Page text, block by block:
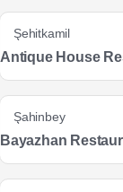
Şehitkamil
Antique House
Şahinbey
Bayazhan